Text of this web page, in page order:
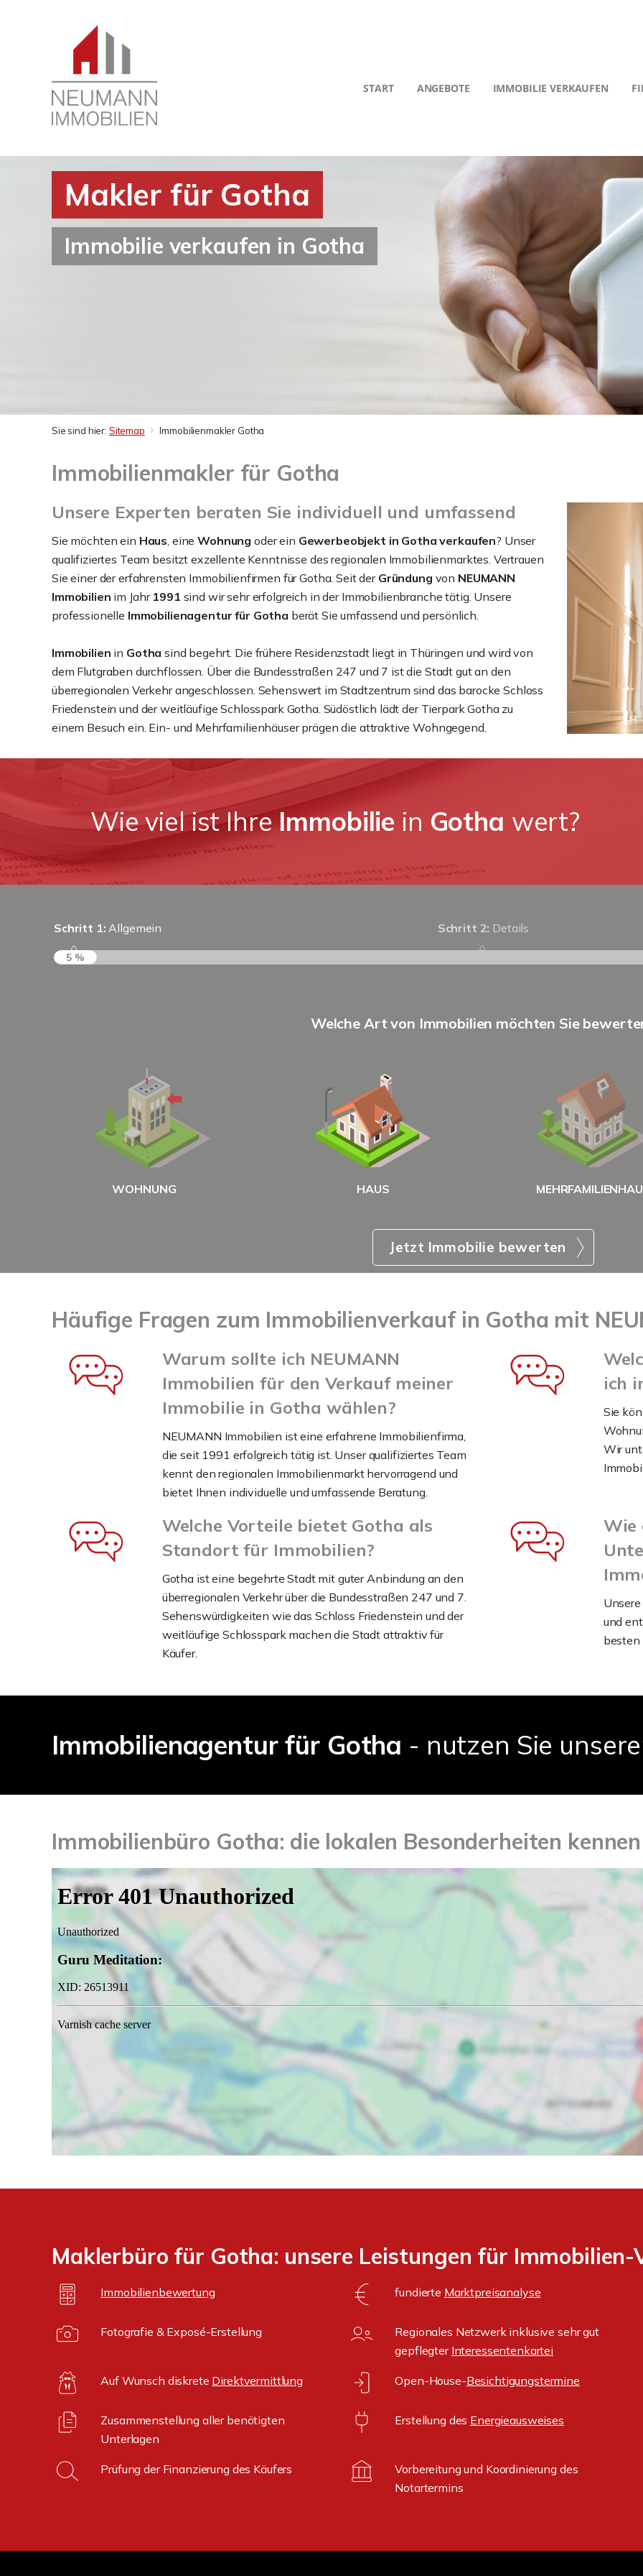
START ANGEBOTE IMMOBILIE VERKAUFEN
Makler für Gotha
Immobilie verkaufen in Gotha
Sie sind hier: Sitemap Immobilienmakler Gotha
Immobilienmakler für Gotha
Unsere Experten beraten Sie individuell und umfassend
Sie möchten ein Haus, eineWohnung oder ein Gewerbeobjekt in Gotha verkaufen? Unser
qualifiziertes Team besitzt exzellente Kenntnisse des regionalen Immobilienmarktes. Vertrauen
Sie einer der erfahrensten Immobilienfirmen für Gotha. Seit der Gründung von NEUMANN
Immobilien im Jahr 1991 sind wir sehr erfolgreich in der Immobilienbranche tätig. Unsere
professionelle Immobilienagentur für Gotha berät Sie umfassend und persönlich.
Immobilien in Gothasind begehrt. Die frühere Residenzstadt liegt in Thüringen und wird von
dem Flutgraben durchflossen. Über die Bundesstraßen 247 und 7 ist die Stadt gut an den
überregionalen Verkehr angeschlossen. Sehenswert im Stadtzentrum sind das barocke Schloss
Friedenstein und der weitläufige Schlosspark Gotha. Südöstlich lädt der Tierpark Gotha zu
einem Besuch ein. Ein- und Mehrfamilienhäuser prägen die attraktive Wohngegend.
Wie viel ist IhreImmobilie in Gotha wert?
Schritt 1: Allgemein Schritt 2: Details
5 %
Welche Art von Immobilien möchten Sie
WOHNUNG HAUS
Jetzt Immobilie bewerten
Häufige Fragen zum Immobilienverkauf in Gotha mit
Warum sollte ich NEUMANN
Immobilien für den Verkauf meiner
Immobilie in Gotha wählen?
NEUMANN Immobilien ist eine erfahrene Immobilienfirma,
die seit 1991 erfolgreich tätig ist. Unser qualifiziertes Team
kennt den regionalen Immobilienmarkt hervorragend und
bietet Ihnen individuelle und umfassende Beratung.
ich
Sie
Wir
Welche Vorteile bietet Gotha als
Standort für Immobilien?
Gotha ist eine begehrte Stadt mit guter Anbindung an den
überregionalen Verkehr über die Bundesstraßen 247 und 7.
Sehenswürdigkeiten wie das Schloss Friedenstein und der
weitläufige Schlosspark machen die Stadt attraktiv für
Käufer.
Wie
und
besten
Immobilienagentur für Gotha - nutzen Sie
Immobilienbüro Gotha: die lokalen Besonderheiten
Maklerbüro für Gotha: unsere Leistungen für Immobilien-
Immobilienbewertung fundierte Marktpreisanalyse
Fotografie & Exposé-Erstellung
Regionales Netzwerk inklusive sehr gut
gepflegter Interessentenkartei
Auf Wunsch diskrete Direktvermittlung Open-House-Besichtigungstermine
Zusammenstellung aller benötigten
Unterlagen
Erstellung des Energieausweises
Prüfung der Finanzierung des Käufers
Vorbereitung und Koordinierung des
Notartermins